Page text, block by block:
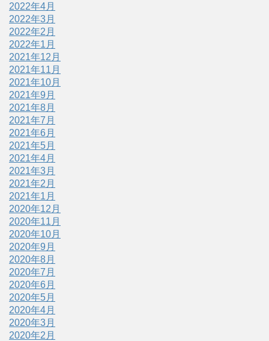
2022年4月
2022年3月
2022年2月
2022年1月
2021年12月
2021年11月
2021年10月
2021年9月
2021年8月
2021年7月
2021年6月
2021年5月
2021年4月
2021年3月
2021年2月
2021年1月
2020年12月
2020年11月
2020年10月
2020年9月
2020年8月
2020年7月
2020年6月
2020年5月
2020年4月
2020年3月
2020年2月